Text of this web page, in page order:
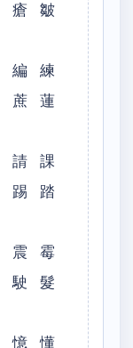
瘡 皺
編 練
蔗 蓮
請 課
踢 踏
震 霉
駛 髮
憶 懂